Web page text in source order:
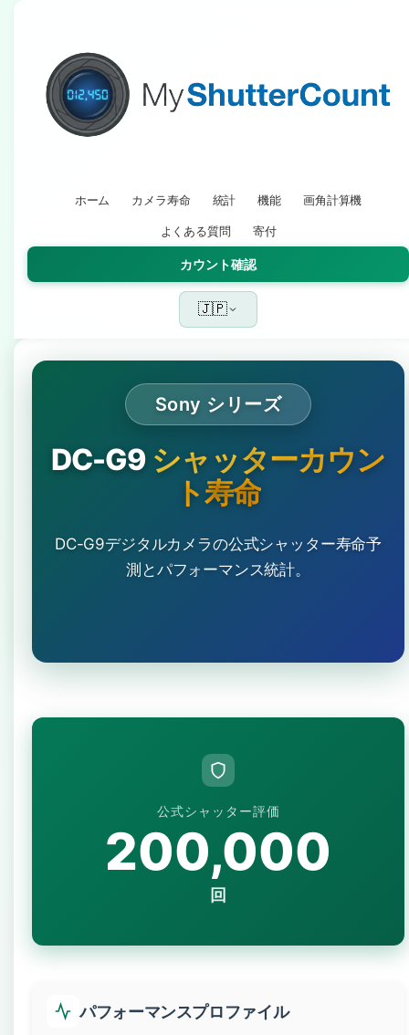
ホーム カメラ寿命 統計 機能 画角計算機
よくある質問 寄付
カウント確認
🇯🇵
Sony シリーズ
DC-G9 シャッターカウン
ト寿命
DC-G9デジタルカメラの公式シャッター寿命予
測とパフォーマンス統計。
公式シャッター評価
200,000
回
パフォーマンスプロファイル